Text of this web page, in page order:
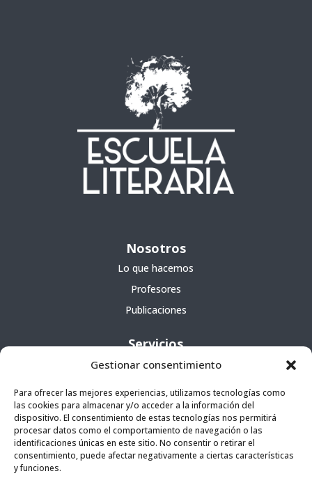
Gestionar consentimiento
Para ofrecer las mejores experiencias, utilizamos tecnologías como
las cookies para almacenar y/o acceder a la información del
dispositivo. El consentimiento de estas tecnologías nos permitirá
procesar datos como el comportamiento de navegación o las
identificaciones únicas en este sitio. No consentir o retirar el
consentimiento, puede afectar negativamente a ciertas características
y funciones.
Nosotros
Lo que hacemos
Profesores
Publicaciones
Servicios
Cursos
Escuela portátil
Agencia literaria
Contacto